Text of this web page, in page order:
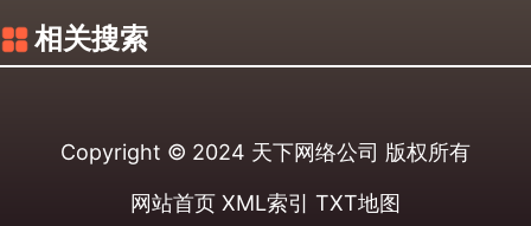
相关搜索
Copyright © 2024 天下网络公司 版权所有
网站首页 XML索引 TXT地图